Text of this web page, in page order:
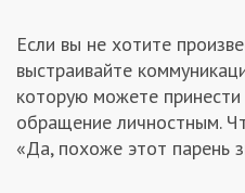
Если вы не хотите
выстраивайте
которую можете принести
обращение личностным.
«Да, похоже этот парень